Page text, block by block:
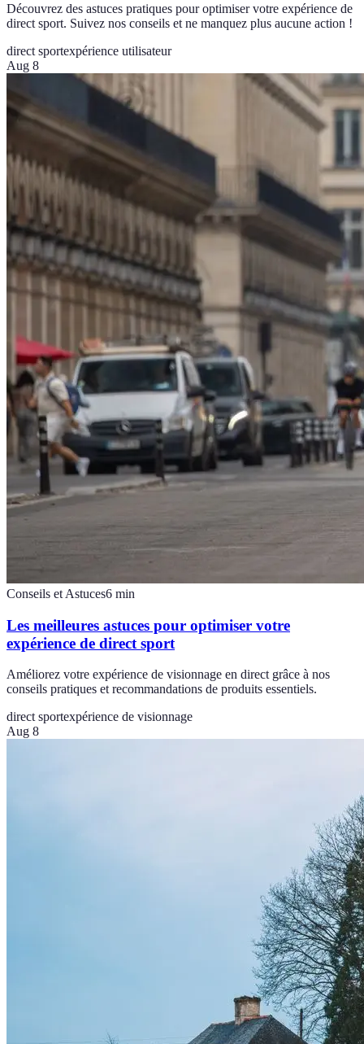
Découvrez des astuces pratiques pour optimiser votre expérience de
direct sport. Suivez nos conseils et ne manquez plus aucune action !
direct sportexpérience utilisateur
Aug 8
Conseils et Astuces6 min
Les meilleures astuces pour optimiser votre
expérience de direct sport
Améliorez votre expérience de visionnage en direct grâce à nos
conseils pratiques et recommandations de produits essentiels.
direct sportexpérience de visionnage
Aug 8